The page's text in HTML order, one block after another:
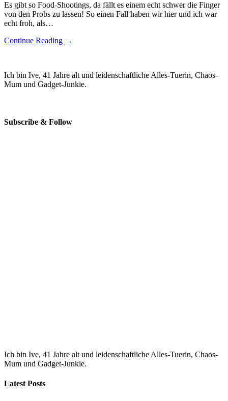
Es gibt so Food-Shootings, da fällt es einem echt schwer die Finger
von den Probs zu lassen! So einen Fall haben wir hier und ich war
echt froh, als…
Continue Reading →
Ich bin Ive, 41 Jahre alt und leidenschaftliche Alles-Tuerin, Chaos-
Mum und Gadget-Junkie.
Subscribe & Follow
Ich bin Ive, 41 Jahre alt und leidenschaftliche Alles-Tuerin, Chaos-
Mum und Gadget-Junkie.
Latest Posts